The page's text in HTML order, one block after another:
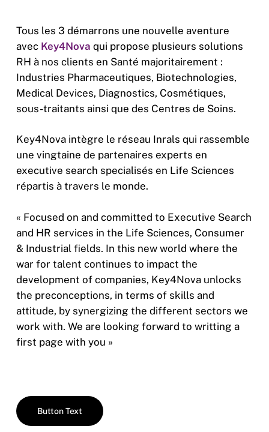
Tous les 3 démarrons une nouvelle aventure
avec Key4Nova qui propose plusieurs solutions
RH à nos clients en Santé majoritairement :
Industries Pharmaceutiques, Biotechnologies,
Medical Devices, Diagnostics, Cosmétiques,
sous-traitants ainsi que des Centres de Soins.
Key4Nova intègre le réseau Inrals qui rassemble
une vingtaine de partenaires experts en
executive search specialisés en Life Sciences
répartis à travers le monde.
« Focused on and committed to Executive Search
and HR services in the Life Sciences, Consumer
& Industrial fields. In this new world where the
war for talent continues to impact the
development of companies, Key4Nova unlocks
the preconceptions, in terms of skills and
attitude, by synergizing the different sectors we
work with. We are looking forward to writting a
first page with you »
Button Text